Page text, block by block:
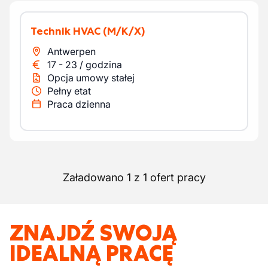
Technik HVAC (M/K/X)
Antwerpen
17 - 23 / godzina
Opcja umowy stałej
Pełny etat
Praca dzienna
Załadowano 1 z 1 ofert pracy
ZNAJDŹ SWOJĄ
IDEALNĄ PRACĘ